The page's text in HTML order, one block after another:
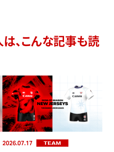
、こんな記事も読
2026.07.17 TEAM